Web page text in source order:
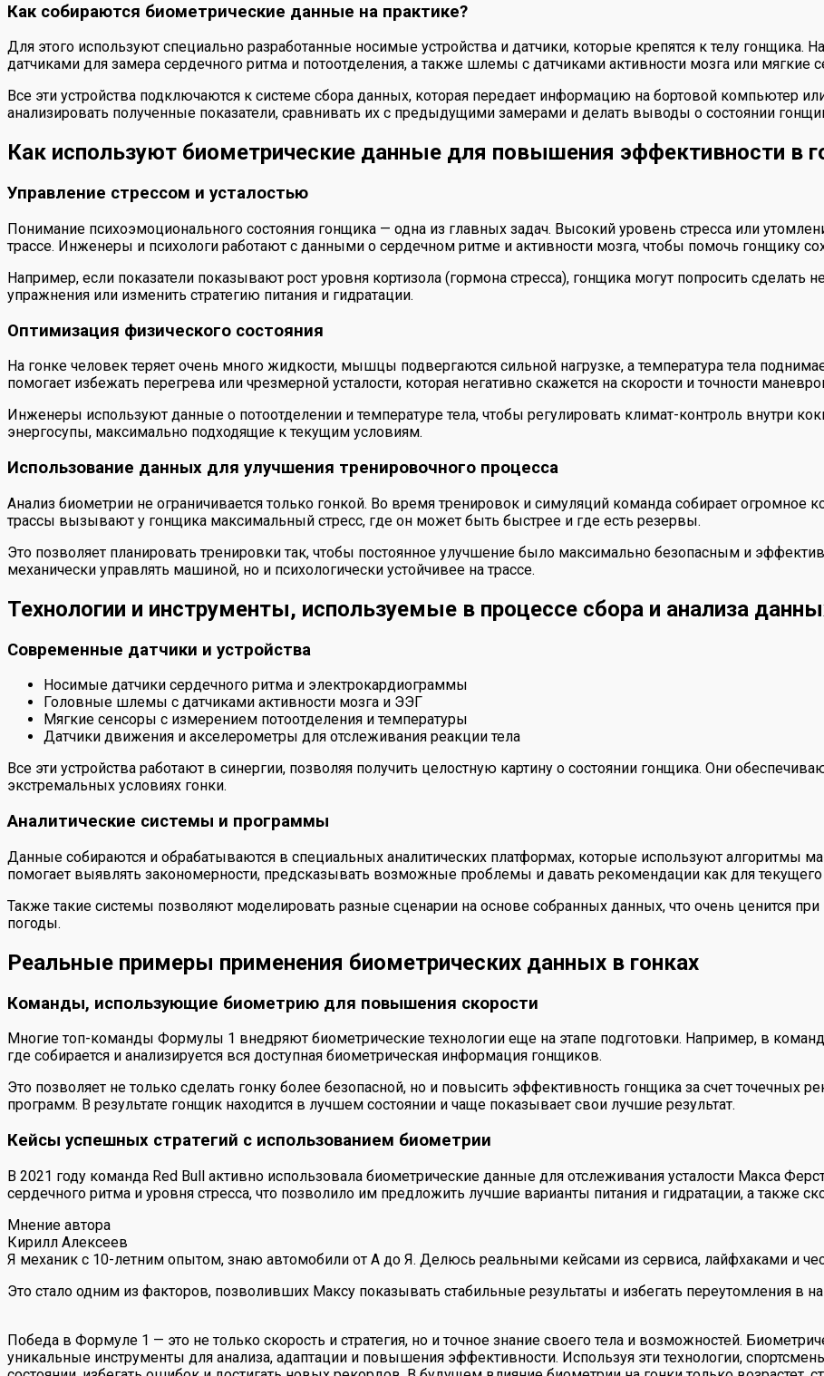
Как собираются биометрические данные на практике?
Для этого используют специально разработанные носимые устройства и датчики, которые крепятся к телу
датчиками для замера сердечного ритма и потоотделения, а также шлемы с датчиками активности мозга или мягкие
Все эти устройства подключаются к системе сбора данных, которая передает информацию на бортовой компьютер
анализировать полученные показатели, сравнивать их с предыдущими замерами и делать выводы о состоянии
Как используют биометрические данные для повышения эффективности в
Управление стрессом и усталостью
Понимание психоэмоционального состояния гонщика — одна из главных задач. Высокий уровень стресса или
трассе. Инженеры и психологи работают с данными о сердечном ритме и активности мозга, чтобы помочь гонщику
Например, если показатели показывают рост уровня кортизола (гормона стресса), гонщика могут попросить
упражнения или изменить стратегию питания и гидратации.
Оптимизация физического состояния
На гонке человек теряет очень много жидкости, мышцы подвергаются сильной нагрузке, а температура тела
помогает избежать перегрева или чрезмерной усталости, которая негативно скажется на скорости и точности
Инженеры используют данные о потоотделении и температуре тела, чтобы регулировать климат-контроль внутри
энергосупы, максимально подходящие к текущим условиям.
Использование данных для улучшения тренировочного процесса
Анализ биометрии не ограничивается только гонкой. Во время тренировок и симуляций команда собирает огромное
трассы вызывают у гонщика максимальный стресс, где он может быть быстрее и где есть резервы.
Это позволяет планировать тренировки так, чтобы постоянное улучшение было максимально безопасным и
механически управлять машиной, но и психологически устойчивее на трассе.
Технологии и инструменты, используемые в процессе сбора и анализа
Современные датчики и устройства
Носимые датчики сердечного ритма и электрокардиограммы
Головные шлемы с датчиками активности мозга и ЭЭГ
Мягкие сенсоры с измерением потоотделения и температуры
Датчики движения и акселерометры для отслеживания реакции тела
Все эти устройства работают в синергии, позволяя получить целостную картину о состоянии гонщика. Они
экстремальных условиях гонки.
Аналитические системы и программы
Данные собираются и обрабатываются в специальных аналитических платформах, которые используют алгоритмы
помогает выявлять закономерности, предсказывать возможные проблемы и давать рекомендации как для текущего
Также такие системы позволяют моделировать разные сценарии на основе собранных данных, что очень ценится
погоды.
Реальные примеры применения биометрических данных в гонках
Команды, использующие биометрию для повышения скорости
Многие топ-команды Формулы 1 внедряют биометрические технологии еще на этапе подготовки. Например, в
где собирается и анализируется вся доступная биометрическая информация гонщиков.
Это позволяет не только сделать гонку более безопасной, но и повысить эффективность гонщика за счет точечных
программ. В результате гонщик находится в лучшем состоянии и чаще показывает свои лучшие результат.
Кейсы успешных стратегий с использованием биометрии
В 2021 году команда Red Bull активно использовала биометрические данные для отслеживания усталости Макса
сердечного ритма и уровня стресса, что позволило им предложить лучшие варианты питания и гидратации, а также
Мнение автора
Кирилл Алексеев
Я механик с 10-летним опытом, знаю автомобили от А до Я. Делюсь реальными кейсами из сервиса, лайфхаками и
Это стало одним из факторов, позволивших Максу показывать стабильные результаты и избегать переутомления в
Победа в Формуле 1 — это не только скорость и стратегия, но и точное знание своего тела и возможностей.
уникальные инструменты для анализа, адаптации и повышения эффективности. Используя эти технологии,